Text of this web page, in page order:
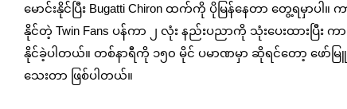
မောင်းနိုင်ပြီး Bugatti Chiron ထက်ကို ပိုမြန်နေတာ တွေ့ရမှာ
နိုင်တဲ့ Twin Fans ပန်ကာ ၂ လုံး နည်းပညာကို သုံးပေးထားပြီး
နိုင်ခဲ့ပါတယ်။ တစ်နာရီကို ၁၅၀ မိုင် ပမာဏမှာ ဆိုရင်တော့ ဖော်မ
သေးတာ ဖြစ်ပါတယ်။